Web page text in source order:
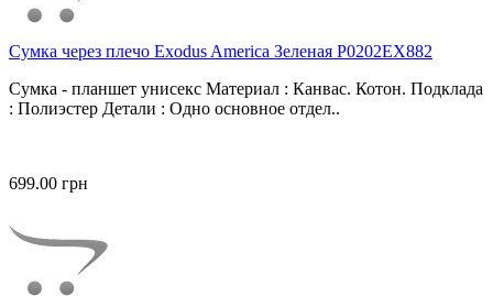
Сумка через плечо Exodus America Зеленая P0202EX882
Сумка - планшет унисекс Материал : Канвас. Котон. Подклада
: Полиэстер Детали : Одно основное отдел..
699.00 грн